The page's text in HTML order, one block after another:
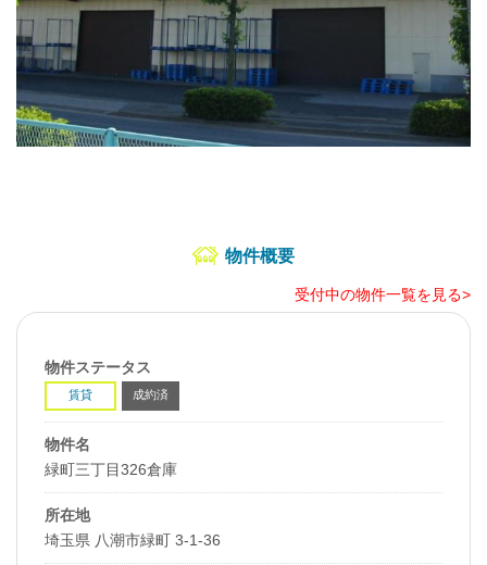
物件概要
受付中の物件一覧を見る>
物件ステータス
賃貸 成約済
物件名
緑町三丁目326倉庫
所在地
埼玉県 八潮市緑町 3-1-36